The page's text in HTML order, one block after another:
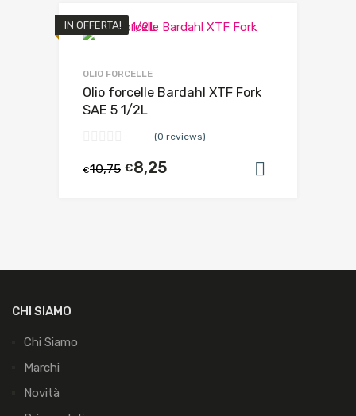
IN OFFERTA!
OLIO FORCELLE
Olio forcelle Bardahl XTF Fork
SAE 5 1/2L
(0 reviews)
€10,75 €8,25
CHI SIAMO
Chi Siamo
Marchi
Novità